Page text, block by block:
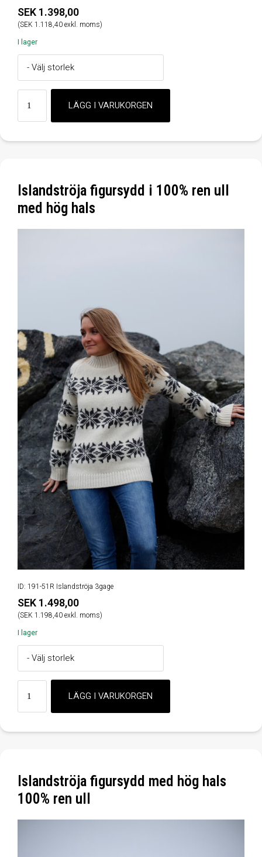
SEK 1.398,00
(SEK 1.118,40 exkl. moms)
I lager
Islandströja figursydd i 100% ren ull
med hög hals
ID: 191-51R Islandströja 3gage
SEK 1.498,00
(SEK 1.198,40 exkl. moms)
I lager
Islandströja figursydd med hög hals
100% ren ull